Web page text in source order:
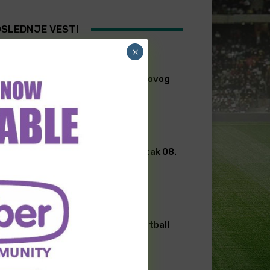
VESTI
“Slonovi” imenovali novog
FUDBAL
[PREMIUM] Latino kutak 08.
FUDBAL
[PREMIUM] Slavic football
08. Avgust
×